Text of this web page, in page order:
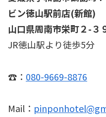
ビン徳山駅前店(新館)
山口県周南市栄町２-３
JR徳山駅より徒歩5分
☎： 080-9669-8876
Mail：